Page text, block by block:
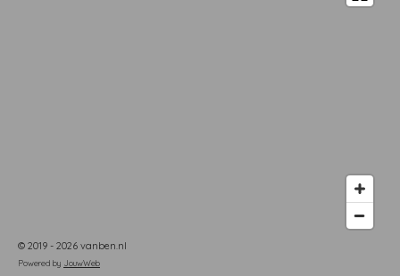
© 2019 - 2026 vanben.nl
Powered by JouwWeb